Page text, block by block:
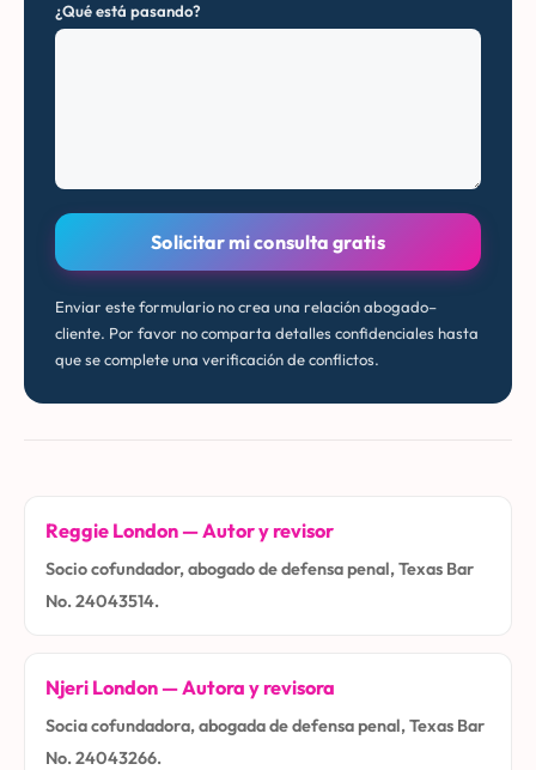
¿Qué está pasando?
Solicitar mi consulta gratis
Enviar este formulario no crea una relación abogado–
cliente. Por favor no comparta detalles confidenciales hasta
que se complete una verificación de conflictos.
Reggie London — Autor y revisor
Socio cofundador, abogado de defensa penal, Texas Bar
No. 24043514.
Njeri London — Autora y revisora
Socia cofundadora, abogada de defensa penal, Texas Bar
No. 24043266.